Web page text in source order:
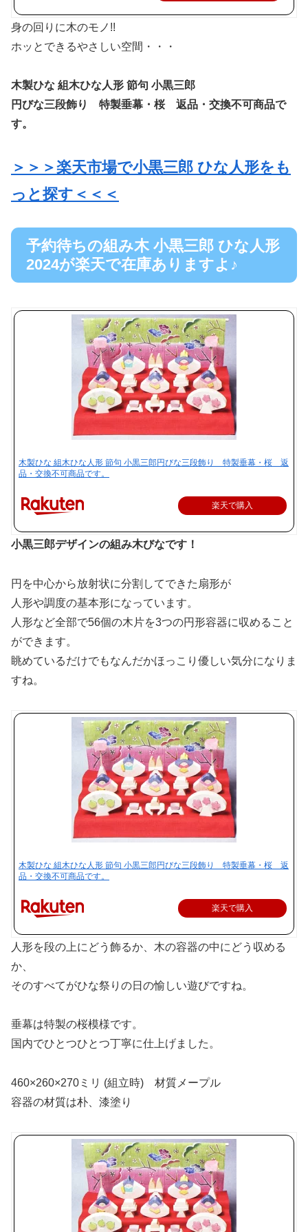
身の回りに木のモノ!!
ホッとできるやさしい空間・・・
木製ひな 組木ひな人形 節句 小黒三郎
円びな三段飾り 特製垂幕・桜 返品・交換不可商品で
す。
＞＞＞楽天市場で小黒三郎 ひな人形をも
っと探す＜＜＜
予約待ちの組み木 小黒三郎 ひな人形
2024が楽天で在庫ありますよ♪
木製ひな 組木ひな人形 節句 小黒三郎円びな三段飾り 特製垂幕・桜 返
品・交換不可商品です。
楽天で購入
小黒三郎デザインの組み木びなです！
円を中心から放射状に分割してできた扇形が
人形や調度の基本形になっています。
人形など全部で56個の木片を3つの円形容器に収めること
ができます。
眺めているだけでもなんだかほっこり優しい気分になりま
すね。
木製ひな 組木ひな人形 節句 小黒三郎円びな三段飾り 特製垂幕・桜 返
品・交換不可商品です。
楽天で購入
人形を段の上にどう飾るか、木の容器の中にどう収める
か、
そのすべてがひな祭りの日の愉しい遊びですね。
垂幕は特製の桜模様です。
国内でひとつひとつ丁寧に仕上げました。
460×260×270ミリ (組立時) 材質メープル
容器の材質は朴、漆塗り